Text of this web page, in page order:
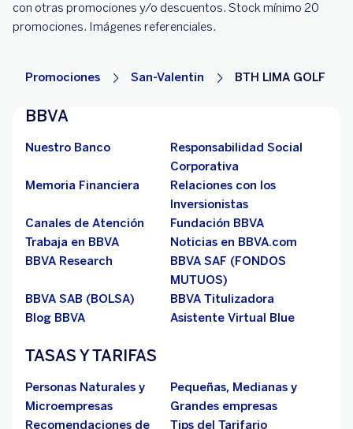
con otras promociones y/o descuentos. Stock mínimo 20
promociones. Imágenes referenciales.
Promociones San-Valentin BTH LIMA GOLF
BBVA
Nuestro Banco
Responsabilidad Social
Corporativa
Memoria Financiera
Relaciones con los
Inversionistas
Canales de Atención
Fundación BBVA
Trabaja en BBVA
Noticias en BBVA.com
BBVA Research
BBVA SAF (FONDOS
MUTUOS)
BBVA SAB (BOLSA)
BBVA Titulizadora
Blog BBVA
Asistente Virtual Blue
TASAS Y TARIFAS
Personas Naturales y
Microempresas
Pequeñas, Medianas y
Grandes empresas
Recomendaciones de
Tips del Tarifario